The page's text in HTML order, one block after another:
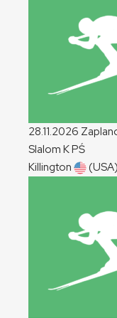
28.11.2026
Slalom KPŚ
Killington
(USA)